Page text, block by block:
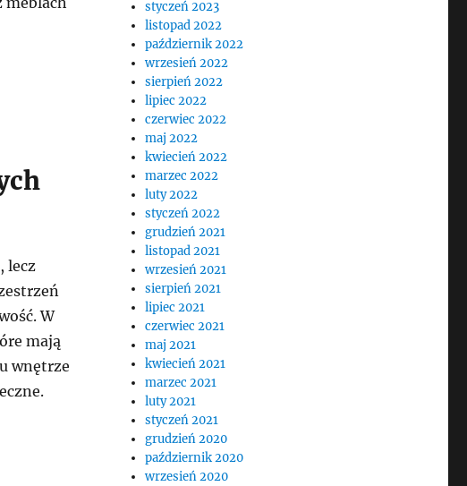
lecz
W
mają
wnętrze
styczeń 2023
listopad 2022
październik 2022
wrzesień 2022
sierpień 2022
lipiec 2022
czerwiec 2022
maj 2022
kwiecień 2022
marzec 2022
luty 2022
styczeń 2022
grudzień 2021
listopad 2021
wrzesień 2021
sierpień 2021
lipiec 2021
czerwiec 2021
maj 2021
kwiecień 2021
marzec 2021
luty 2021
styczeń 2021
grudzień 2020
październik 2020
wrzesień 2020